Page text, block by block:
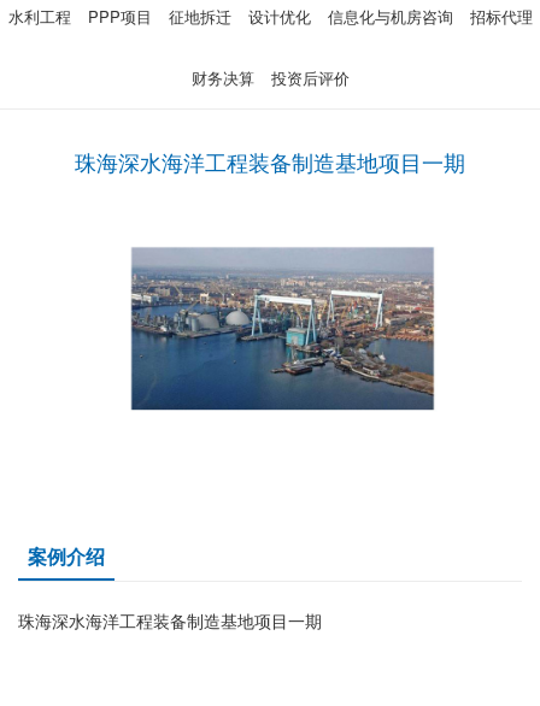
水利工程 PPP项目 征地拆迁 设计优化 信息化与机房咨询 招标代理
财务决算 投资后评价
珠海深水海洋工程装备制造基地项目一期
案例介绍
珠海深水海洋工程装备制造基地项目一期